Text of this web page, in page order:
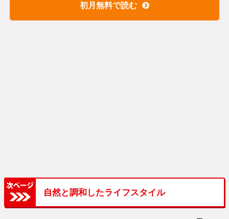
初月無料で読む
自然と調和したライフスタイル